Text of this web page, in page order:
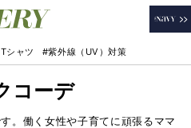
シャツ #紫外線（UV）対策
コーデ
。働く女性や子育てに頑張るママ